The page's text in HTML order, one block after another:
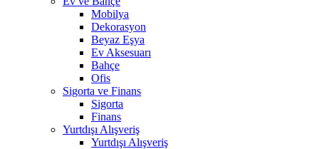
Mobilya
Dekorasyon
Beyaz Eşya
Ev Aksesuarı
Bahçe
Ofis
Sigorta ve Finans
Sigorta
Finans
Yurtdışı Alışveriş
Yurtdışı Alışveriş